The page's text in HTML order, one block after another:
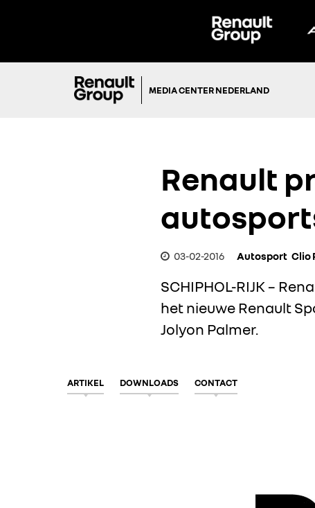
MEDIA CENTER NEDERLAND
Renault
03-02-2016 Autosport Clio
SCHIPHOL-RIJK –
het nieuwe Renault
Jolyon Palmer.
ARTIKEL DOWNLOADS CONTACT